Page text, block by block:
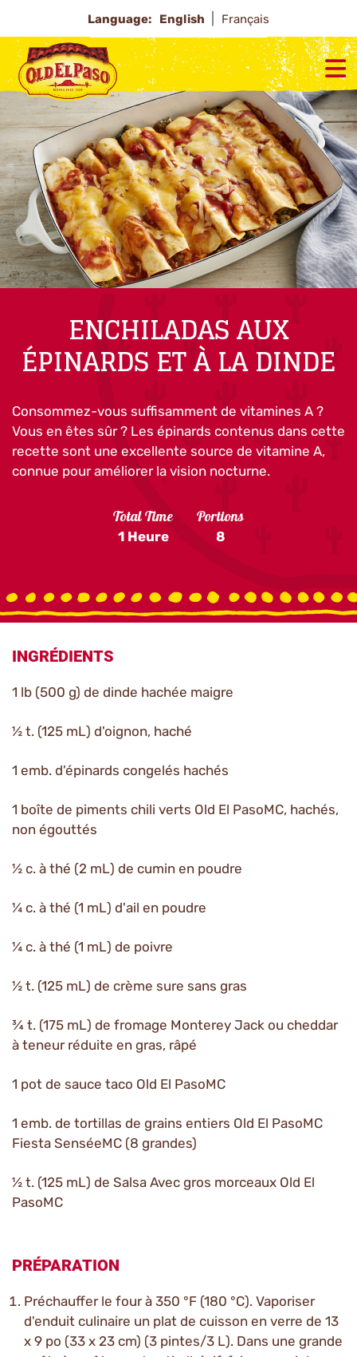
Language: English Français
ENCHILADAS AUX
ÉPINARDS ET À LA DINDE
Consommez-vous suffisamment de vitamines A ?
Vous en êtes sûr ? Les épinards contenus dans cette
recette sont une excellente source de vitamine A,
connue pour améliorer la vision nocturne.
Total Time
1 Heure
Portions
8
INGRÉDIENTS
1 lb (500 g) de dinde hachée maigre
½ t. (125 mL) d'oignon, haché
1 emb. d'épinards congelés hachés
1 boîte de piments chili verts Old El PasoMC, hachés,
non égouttés
½ c. à thé (2 mL) de cumin en poudre
¼ c. à thé (1 mL) d'ail en poudre
¼ c. à thé (1 mL) de poivre
½ t. (125 mL) de crème sure sans gras
¾ t. (175 mL) de fromage Monterey Jack ou cheddar
à teneur réduite en gras, râpé
1 pot de sauce taco Old El PasoMC
1 emb. de tortillas de grains entiers Old El PasoMC
Fiesta SenséeMC (8 grandes)
½ t. (125 mL) de Salsa Avec gros morceaux Old El
PasoMC
PRÉPARATION
Préchauffer le four à 350 °F (180 °C). Vaporiser
d'enduit culinaire un plat de cuisson en verre de 13
x 9 po (33 x 23 cm) (3 pintes/3 L). Dans une grande